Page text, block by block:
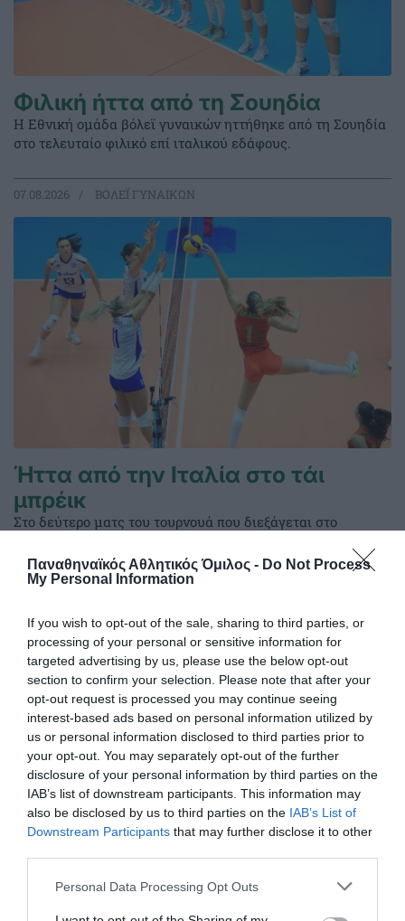
Παναθηναϊκός Αθλητικός Όμιλος - Do Not Process
My Personal Information
If you wish to opt-out of the sale, sharing to third parties, or
processing of your personal or sensitive information for
targeted advertising by us, please use the below opt-out
section to confirm your selection. Please note that after your
opt-out request is processed you may continue seeing
interest-based ads based on personal information utilized by
us or personal information disclosed to third parties prior to
your opt-out. You may separately opt-out of the further
disclosure of your personal information by third parties on the
IAB’s list of downstream participants. This information may
also be disclosed by us to third parties on the IAB’s List of
Downstream Participants that may further disclose it to other
Please note that this website/app uses one or more Google
Personal Data Processing Opt Outs
Φιλική ήττα από τη Σουηδία
Η Εθνική ομάδα βόλεϊ γυναικών ηττήθηκε από τη Σουηδία
στο τελευταίο φιλικό επί ιταλικού εδάφους.
07.08.2026 ΒΟΛΕΪ ΓΥΝΑΙΚΩΝ
Ήττα από την Ιταλία στο τάι
μπρέικ
Στο δεύτερο ματς του τουρνουά που διεξάγεται στο
στο τάι μπρέικ από τη Μεσογειακή ομάδα της Ιταλίας.
Φιλική ισοπαλία με διπλή